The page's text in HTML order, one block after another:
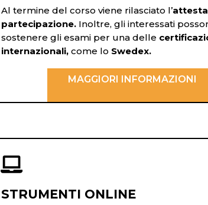
Al termine del corso viene rilasciato l’
partecipazione.Inoltre, gli interessati
sostenere gli esami per una delle
internazionali,come lo Swedex.
MAGGIORI INFORMAZIONI

STRUMENTI ONLINE